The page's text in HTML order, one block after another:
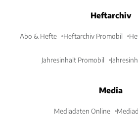
Heftarchiv
Abo & Hefte Heftarchiv Promobil
Jahresinhalt Promobil
Media
Mediadaten Online